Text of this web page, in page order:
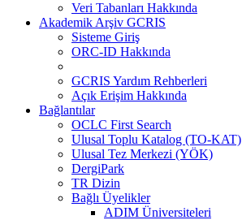
Veri Tabanları Hakkında
Akademik Arşiv GCRIS
Sisteme Giriş
ORC-ID Hakkında
GCRIS Yardım Rehberleri
Açık Erişim Hakkında
Bağlantılar
OCLC First Search
Ulusal Toplu Katalog (TO-KAT)
Ulusal Tez Merkezi (YÖK)
DergiPark
TR Dizin
Bağlı Üyelikler
ADIM Üniversiteleri